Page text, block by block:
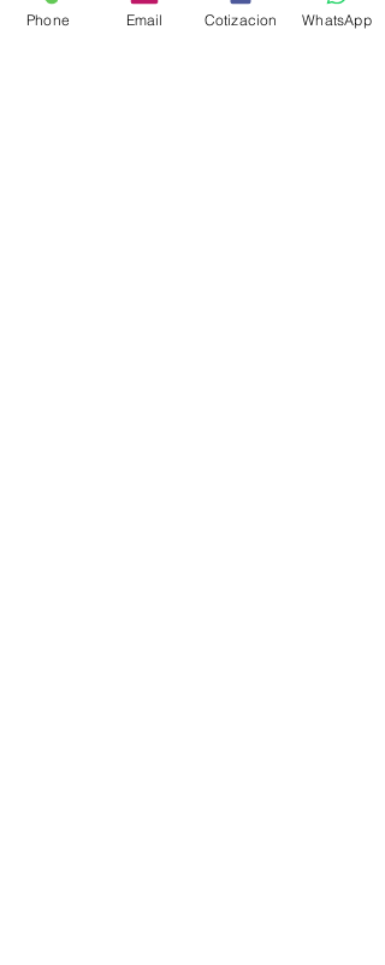
rise
Phone Email Cotizacion WhatsApp